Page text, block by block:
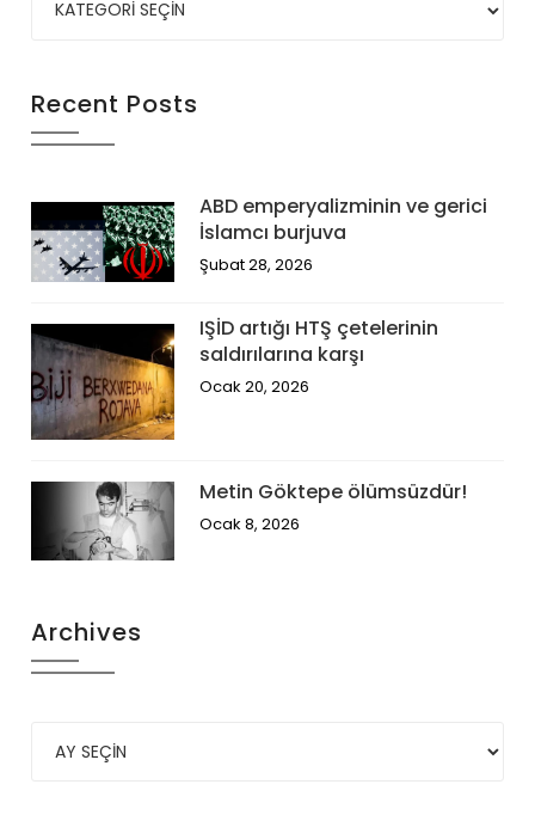
Recent Posts
ABD emperyalizminin ve gerici
İslamcı burjuva
Şubat 28, 2026
IŞİD artığı HTŞ çetelerinin
saldırılarına karşı
Ocak 20, 2026
Metin Göktepe ölümsüzdür!
Ocak 8, 2026
Archives